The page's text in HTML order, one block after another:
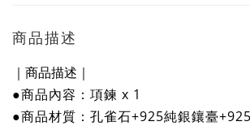
商品描述
｜商品描述｜
●商品內容：項鍊 x 1
●商品材質：孔雀石+925純銀鑲臺